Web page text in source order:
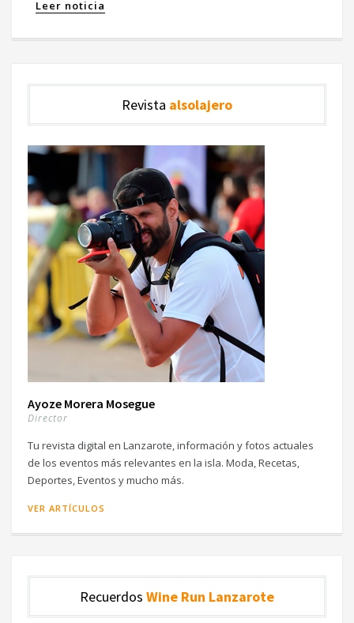
Leer noticia
Revista alsolajero
Ayoze Morera Mosegue
Director
Tu revista digital en Lanzarote, información y fotos actuales
de los eventos más relevantes en la isla. Moda, Recetas,
Deportes, Eventos y mucho más.
VER ARTÍCULOS
Recuerdos Wine Run Lanzarote